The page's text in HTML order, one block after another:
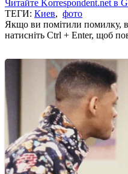
Читайте Korrespondent.net в
ТЕГИ: Киев, фото
Якщо ви помітили помилку,
натисніть Ctrl + Enter, щоб